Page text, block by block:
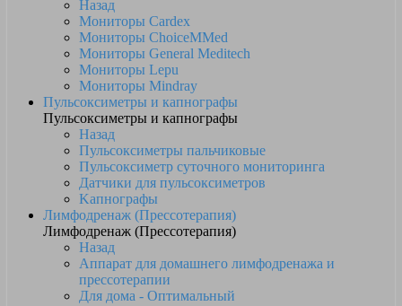
Назад
Мониторы Cardex
Мониторы ChoiceMMed
Мониторы General Meditech
Мониторы Lepu
Мониторы Mindray
Пульсоксиметры и капнографы
Пульсоксиметры и капнографы
Назад
Пульсоксиметры пальчиковые
Пульсоксиметр суточного мониторинга
Датчики для пульсоксиметров
Kапнографы
Лимфодренаж (Прессотерапия)
Лимфодренаж (Прессотерапия)
Назад
Аппарат для домашнего лимфодренажа и
прессотерапии
Для дома - Оптимальный